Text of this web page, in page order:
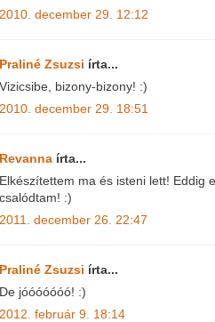
2010. december 29. 12:12
Praliné Zsuzsi írta...
Vizicsibe, bizony-bizony! :)
2010. december 29. 18:51
Revanna írta...
Elkészítettem ma és isteni lett! Eddig
csalódtam! :)
2011. december 26. 22:47
Praliné Zsuzsi írta...
De jóóóóóóó! :)
2012. február 9. 18:14